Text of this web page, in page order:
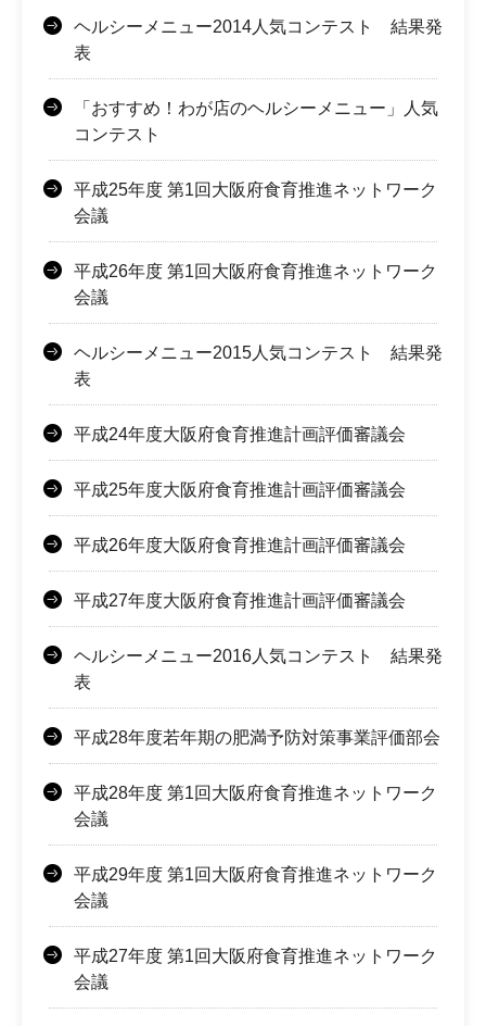
ヘルシーメニュー2014人気コンテスト 結果発
表
「おすすめ！わが店のヘルシーメニュー」人気
コンテスト
平成25年度 第1回大阪府食育推進ネットワーク
会議
平成26年度 第1回大阪府食育推進ネットワーク
会議
ヘルシーメニュー2015人気コンテスト 結果発
表
平成24年度大阪府食育推進計画評価審議会
平成25年度大阪府食育推進計画評価審議会
平成26年度大阪府食育推進計画評価審議会
平成27年度大阪府食育推進計画評価審議会
ヘルシーメニュー2016人気コンテスト 結果発
表
平成28年度若年期の肥満予防対策事業評価部会
平成28年度 第1回大阪府食育推進ネットワーク
会議
平成29年度 第1回大阪府食育推進ネットワーク
会議
平成27年度 第1回大阪府食育推進ネットワーク
会議